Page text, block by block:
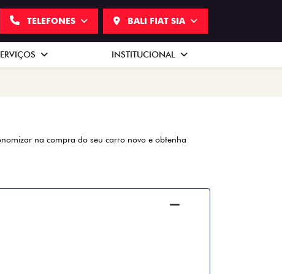
TELEFONES BALI FIAT SIA
INSTITUCIONAL
na compra do seu carro novo e obtenha